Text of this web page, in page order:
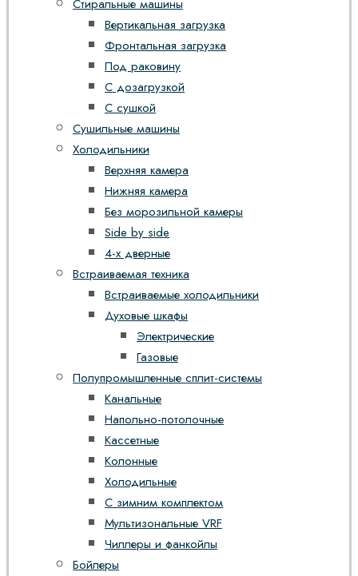
Стиральные машины
Вертикальная загрузка
Фронтальная загрузка
Под раковину
С дозагрузкой
С сушкой
Сушильные машины
Холодильники
Верхняя камера
Нижняя камера
Без морозильной камеры
Side by side
4-х дверные
Встраиваемая техника
Встраиваемые холодильники
Духовые шкафы
Электрические
Газовые
Полупромышленные сплит-системы
Канальные
Напольно-потолочные
Кассетные
Колонные
Холодильные
С зимним комплектом
Мультизональные VRF
Чиллеры и фанкойлы
Бойлеры